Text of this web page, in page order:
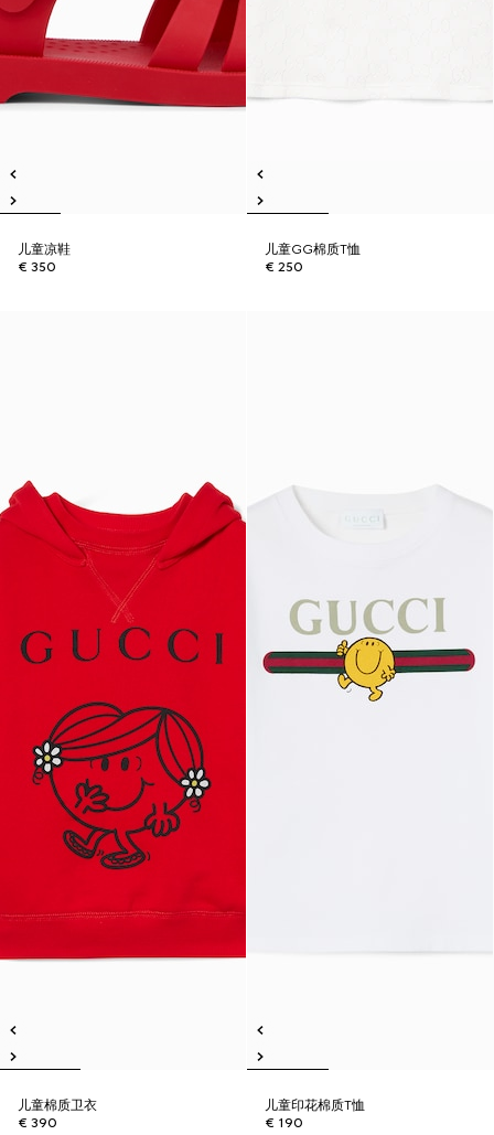
儿童凉鞋
€ 350
儿童GG棉质T恤
€ 250
儿童棉质卫衣
€ 390
儿童印花棉质T恤
€ 190